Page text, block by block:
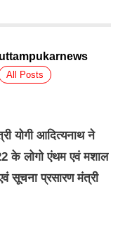
uttampukarnews
All Posts
योगी आदित्यनाथ ने
के लोगो एंथम एवं मशाल
सूचना प्रसारण मंत्री